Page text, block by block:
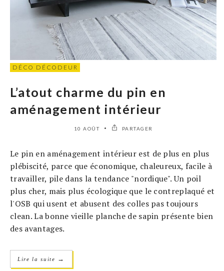
DÉCO DÉCODEUR
L’atout charme du pin en
aménagement intérieur
10 AOÛT PARTAGER
Le pin en aménagement intérieur est de plus en plus
plébiscité, parce que économique, chaleureux, facile à
travailler, pile dans la tendance "nordique". Un poil
plus cher, mais plus écologique que le contreplaqué et
l'OSB qui usent et abusent des colles pas toujours
clean. La bonne vieille planche de sapin présente bien
des avantages.
Lire la suite →